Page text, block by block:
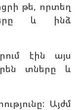
թե, որտեղ
և ինձ
էին այս
տները և
Այժմ